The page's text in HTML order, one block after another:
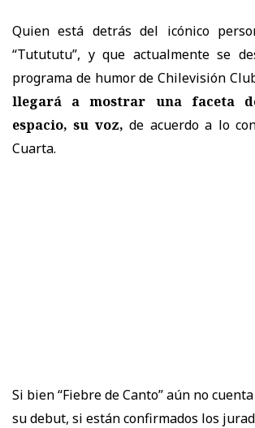
Quien está detrás del icónico
“Tutututu”, y que actualmente se
programa de humor de Chilevisión
llegará a mostrar una faceta
espacio, su voz,de acuerdo a lo
Cuarta.
Si bien “Fiebre de Canto” aún no
su debut, si están confirmados los